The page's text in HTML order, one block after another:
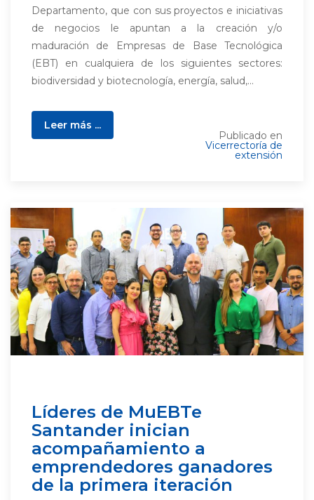
Departamento, que con sus proyectos e iniciativas
de negocios le apuntan a la creación y/o
maduración de Empresas de Base Tecnológica
(EBT) en cualquiera de los siguientes sectores:
biodiversidad y biotecnología, energía, salud,...
Leer más ...
Publicado en
Vicerrectoría de
extensión
Líderes de MuEBTe
Santander inician
acompañamiento a
emprendedores ganadores
de la primera iteración